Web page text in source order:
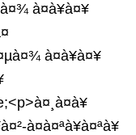
à¤à¥à¤¥
à¤à¥à¤¥
à¤à¤ªà¥à¤ªà¥